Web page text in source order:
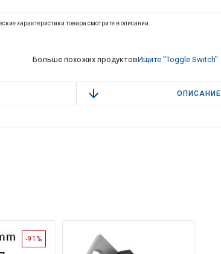
характеристики товара смотрите в описании.
Больше похожих продуктовИщите "Toggle Switch"
ОПИСАНИЕ
-91%